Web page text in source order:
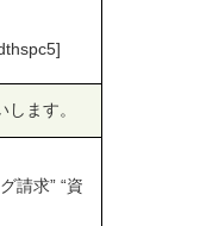
ます。
請求” “資